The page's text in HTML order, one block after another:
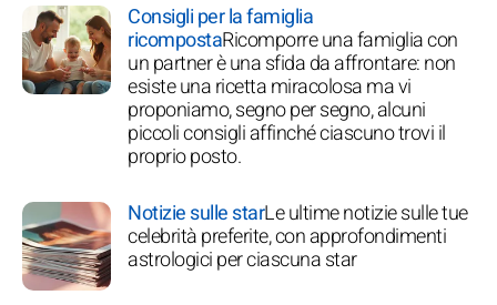
Consigli per la famiglia
ricompostaRicomporre una famiglia con
un partner è una sfida da affrontare: non
esiste una ricetta miracolosa ma vi
proponiamo, segno per segno, alcuni
piccoli consigli affinché ciascuno trovi il
proprio posto.
Notizie sulle starLe ultime notizie sulle tue
celebrità preferite, con approfondimenti
astrologici per ciascuna star